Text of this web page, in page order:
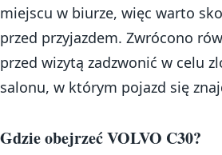
miejscu w biurze, więc warto
przed przyjazdem. Zwrócono
przed wizytą zadzwonić w celu
salonu, w którym pojazd się
Gdzie obejrzeć VOLVO C30?